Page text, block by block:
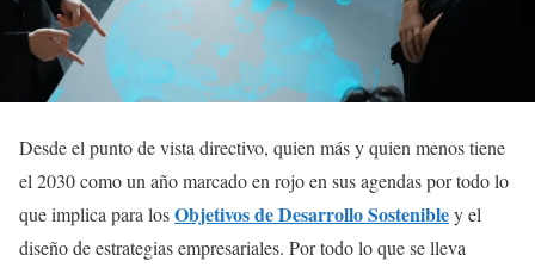
Desde el punto de vista directivo, quien más y quien menos tiene
el 2030 como un año marcado en rojo en sus agendas por todo lo
que implica para losObjetivos de Desarrollo Sostenibley el
diseño de estrategias empresariales. Por todo lo que se lleva